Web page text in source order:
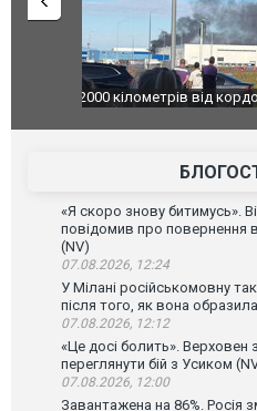
В Таїланді футболіст
постраждали. ВІДЕО
«Я скоро знову битимусь».
повідомив про повернення
(NV)
07.08.2026, 12:24
У Мілані російськомовну
після того, як вона
07.08.2026, 12:12
«Це досі болить». Верховен
переглянути бій з Усиком
07.08.2026, 12:00
Завантажена на 86%. Росія